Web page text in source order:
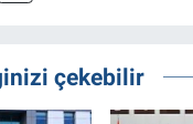
çekebilir